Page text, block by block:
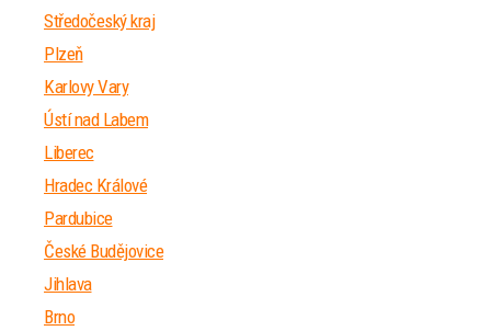
Středočeský kraj
Plzeň
Karlovy Vary
Ústí nad Labem
Liberec
Hradec Králové
Pardubice
České Budějovice
Jihlava
Brno